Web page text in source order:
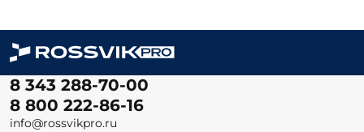
8 343 288-70-00
8 800 222-86-16
info@rossvikpro.ru